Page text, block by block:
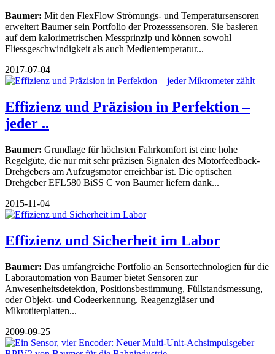
Baumer: Mit den FlexFlow Strömungs- und Temperatursensoren
erweitert Baumer sein Portfolio der Prozesssensoren. Sie basieren
auf dem kalorimetrischen Messprinzip und können sowohl
Fliessgeschwindigkeit als auch Medientemperatur...
2017-07-04
Effizienz und Präzision in Perfektion –
jeder ..
Baumer: Grundlage für höchsten Fahrkomfort ist eine hohe
Regelgüte, die nur mit sehr präzisen Signalen des Motorfeedback-
Drehgebers am Aufzugsmotor erreichbar ist. Die optischen
Drehgeber EFL580 BiSS C von Baumer liefern dank...
2015-11-04
Effizienz und Sicherheit im Labor
Baumer: Das umfangreiche Portfolio an Sensortechnologien für die
Laborautomation von Baumer bietet Sensoren zur
Anwesenheitsdetektion, Positionsbestimmung, Füllstandsmessung,
oder Objekt- und Codeerkennung. Reagenzgläser und
Mikrotiterplatten...
2009-09-25